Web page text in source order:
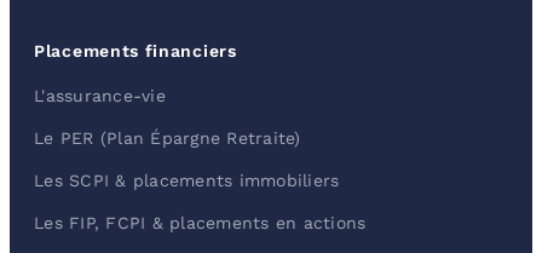
Placements financiers
L'assurance-vie
Le PER (Plan Épargne Retraite)
Les SCPI & placements immobiliers
Les FIP, FCPI & placements en actions